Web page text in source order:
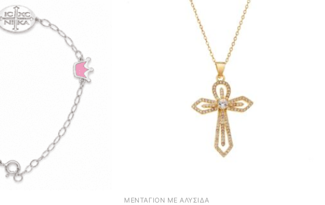
ΜΕΝΤΑΓΙΌΝ ΜΕ ΑΛΥΣΊΔΑ